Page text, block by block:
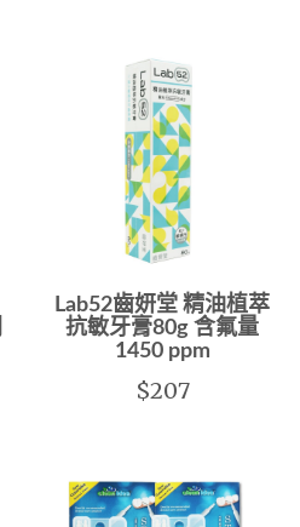
Lab52齒妍堂 精油植萃
抗敏牙膏80g 含氟量
1450 ppm
$207